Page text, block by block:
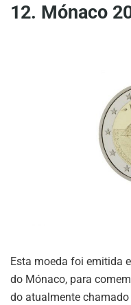
12. Mónaco
Esta moeda foi emitida
do Mónaco, para
do atualmente